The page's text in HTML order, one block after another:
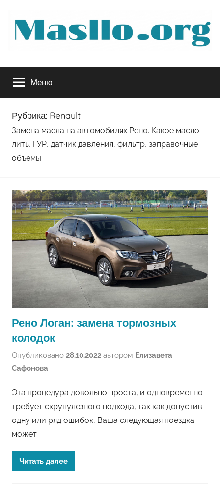
содержимому
Руководство
по
обслуживанию
вашего
Меню
Рубрика: Renault
Замена масла на автомобилях Рено. Какое масло
лить, ГУР, датчик давления, фильтр, заправочные
объемы.
Рено Логан: замена тормозных
колодок
Опубликовано 28.10.2022 автором Елизавета
Сафонова
Эта процедура довольно проста, и одновременно
требует скрупулезного подхода, так как допустив
одну или ряд ошибок, Ваша следующая поездка
может
Читать далее